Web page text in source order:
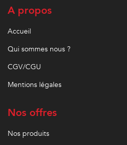
A propos
Accueil
Qui sommes nous ?
CGV/CGU
Mentions légales
Nos offres
Nos produits